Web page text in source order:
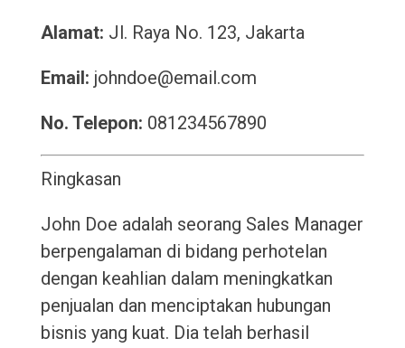
Alamat: Jl. Raya No. 123, Jakarta
Email: johndoe@email.com
No. Telepon: 081234567890
Ringkasan
John Doe adalah seorang Sales Manager
berpengalaman di bidang perhotelan
dengan keahlian dalam meningkatkan
penjualan dan menciptakan hubungan
bisnis yang kuat. Dia telah berhasil